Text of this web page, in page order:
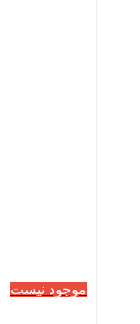
موجود نیست